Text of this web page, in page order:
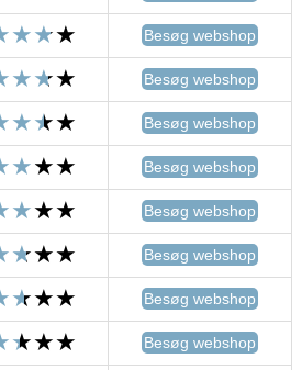
Besøg webshop
Besøg webshop
Besøg webshop
Besøg webshop
Besøg webshop
Besøg webshop
Besøg webshop
Besøg webshop